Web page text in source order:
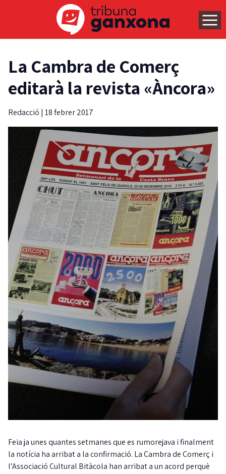
La Cambra de Comerç
editarà la revista «Àncora»
Redacció | 18 febrer 2017
Feia ja unes quantes setmanes que es rumorejava i finalment
la notícia ha arribat a la confirmació. La Cambra de Comerç i
l’Associació Cultural Bitàcola han arribat a un acord perquè